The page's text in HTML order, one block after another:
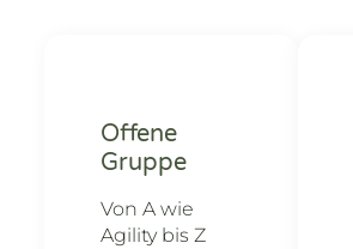
Offene
Gruppe
Von A wie
Agility bis Z